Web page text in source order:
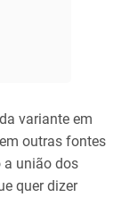
variante em
outras fontes
a união dos
quer dizer